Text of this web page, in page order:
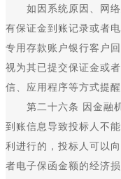
如因系统原因、网络
有保证金到账记录或者
专用存款账户银行客户
视为其已提交保证金或
信、应用程序等方式提
第二十六条 因金融机
到账信息导致投标人不
利进行的，投标人可以
者电子保函金额的经济损